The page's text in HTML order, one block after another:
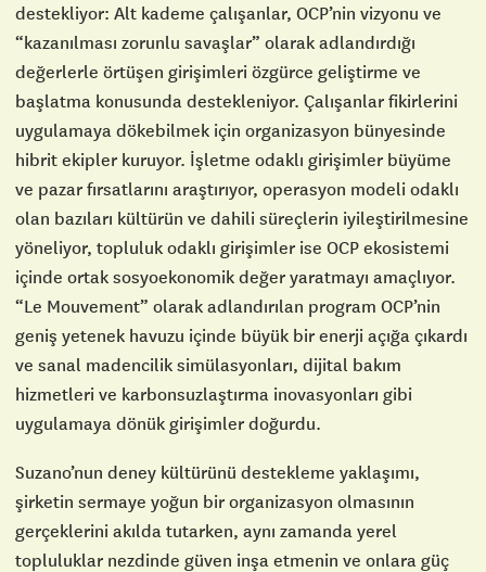
destekliyor: Alt kademe çalışanlar, OCP’nin vizyonu ve
“kazanılması zorunlu savaşlar” olarak adlandırdığı
değerlerle örtüşen girişimleri özgürce geliştirme ve
başlatma konusunda destekleniyor. Çalışanlar fikirlerini
uygulamaya dökebilmek için organizasyon bünyesinde
hibrit ekipler kuruyor. İşletme odaklı girişimler büyüme
ve pazar fırsatlarını araştırıyor, operasyon modeli odaklı
olan bazıları kültürün ve dahili süreçlerin iyileştirilmesine
yöneliyor, topluluk odaklı girişimler ise OCP ekosistemi
içinde ortak sosyoekonomik değer yaratmayı amaçlıyor.
“Le Mouvement” olarak adlandırılan program OCP’nin
geniş yetenek havuzu içinde büyük bir enerji açığa çıkardı
ve sanal madencilik simülasyonları, dijital bakım
hizmetleri ve karbonsuzlaştırma inovasyonları gibi
uygulamaya dönük girişimler doğurdu.
Suzano’nun deney kültürünü destekleme yaklaşımı,
şirketin sermaye yoğun bir organizasyon olmasının
gerçeklerini akılda tutarken, aynı zamanda yerel
topluluklar nezdinde güven inşa etmenin ve onlara güç